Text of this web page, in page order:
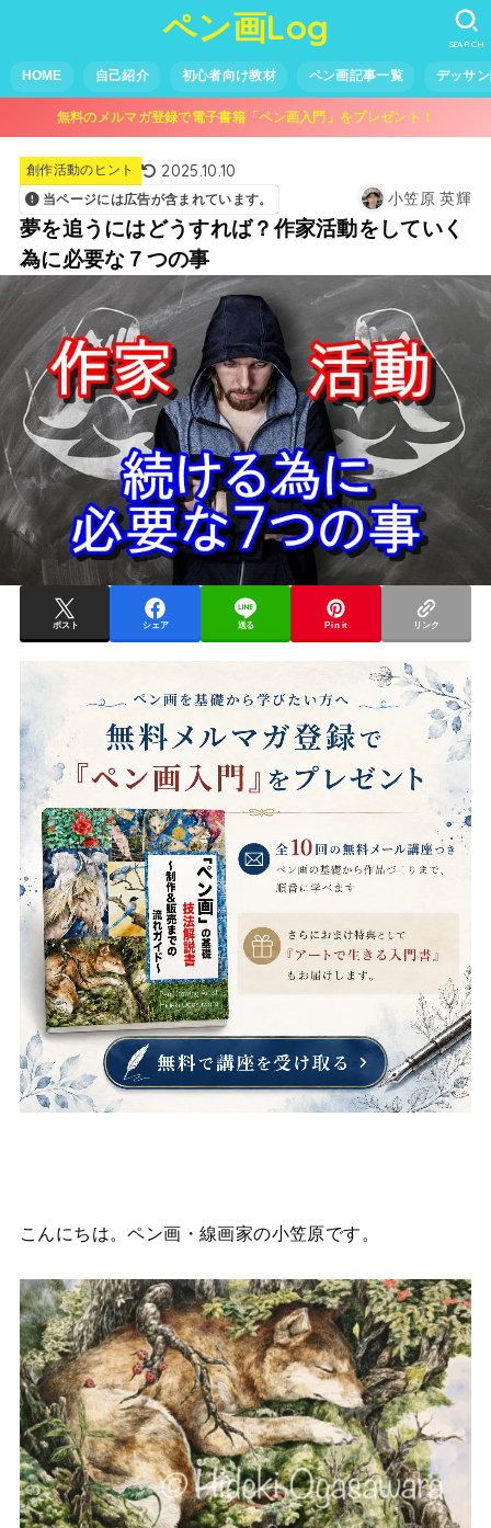
ペン画Log
HOME 自己紹介 初心者向け教材 ペン画記事一覧 デッサ
SEARCH
無料のメルマガ登録で電子書籍「ペン画入門」をプレゼント！
創作活動のヒント 2025.10.10
当ページには広告が含まれています。 小笠原 英輝
夢を追うにはどうすれば？作家活動をしていく
為に必要な７つの事
ポスト シェア 送る Pin it リンク
こんにちは。ペン画・線画家の小笠原です。